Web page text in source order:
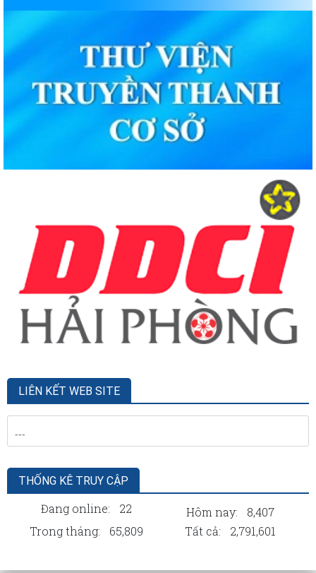
LIÊN KẾT WEB SITE
THỐNG KÊ TRUY CẬP
Đang online: 22 Hôm nay:
8,407
Trong tháng:
65,809 Tất cả: 2,791,601